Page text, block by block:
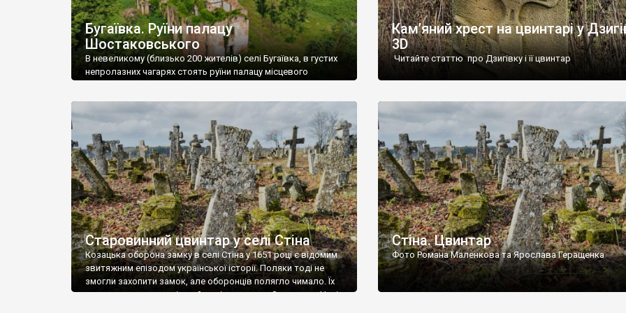
Бугаївка. Руїни палацу
Шостаковського
В невеликому (близько 200 жителів) селі Бугаївка, в густих
непролазних чагарях стоять руїни палацу місцевого
потім клуб, ще пізніше – гуртожиток. У 60-х роках минулого
століття тут розмістили туберкульозну лікарню. Коли із
палацу виїхала лікарня – ми точно не […]
Кам’яний хрест на цвинтарі у
3D
Читайте статтю про Дзигівку і її цвинтар
Старовинний цвинтар у селі Стіна
Козацька оборона замку в селі Стіна у 1651 році є відомим
звитяжним епізодом української історії. Поляки тоді не
змогли захопити замок, але оборонців полягло чимало. Їх
поховали на цвинтарі, який тоді називався Замковим. Нині
Стіна. Цвинтар
Фото Романа Маленкова та Ярослава Геращенка